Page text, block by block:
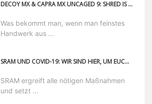
DECOY MX & CAPRA MX UNCAGED 9: SHRED IS BACK
Was bekommt man, wenn man feinstes
Handwerk aus ...
SRAM UND COVID-19: WIR SIND HIER, UM EUCH ZU HELFEN!
SRAM ergreift alle nötigen Maßnahmen
und setzt ...